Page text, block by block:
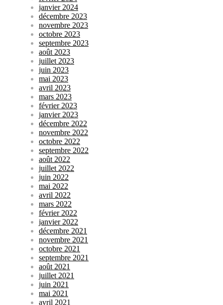
janvier 2024
décembre 2023
novembre 2023
octobre 2023
septembre 2023
août 2023
juillet 2023
juin 2023
mai 2023
avril 2023
mars 2023
février 2023
janvier 2023
décembre 2022
novembre 2022
octobre 2022
septembre 2022
août 2022
juillet 2022
juin 2022
mai 2022
avril 2022
mars 2022
février 2022
janvier 2022
décembre 2021
novembre 2021
octobre 2021
septembre 2021
août 2021
juillet 2021
juin 2021
mai 2021
avril 2021